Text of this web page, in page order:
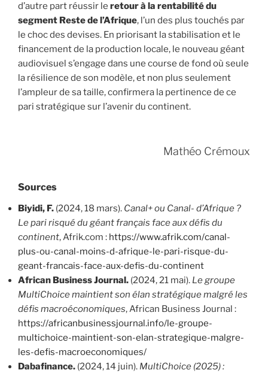
d’autre part réussir le retour à la rentabilité du
segment Reste de l’Afrique, l’un des plus touchés par
le choc des devises. En priorisant la stabilisation et le
financement de la production locale, le nouveau géant
audiovisuel s’engage dans une course de fond où seule
la résilience de son modèle, et non plus seulement
l’ampleur de sa taille, confirmera la pertinence de ce
pari stratégique sur l’avenir du continent.
Mathéo Crémoux
Sources
Biyidi, F. (2024, 18 mars). Canal+ ou Canal- d’Afrique ?
Le pari risqué du géant français face aux défis du
continent, Afrik.com : https://www.afrik.com/canal-
plus-ou-canal-moins-d-afrique-le-pari-risque-du-
geant-francais-face-aux-defis-du-continent
African Business Journal. (2024, 21 mai). Le groupe
MultiChoice maintient son élan stratégique malgré les
défis macroéconomiques, African Business Journal :
https://africanbusinessjournal.info/le-groupe-
multichoice-maintient-son-elan-strategique-malgre-
les-defis-macroeconomiques/
Dabafinance. (2024, 14 juin). MultiChoice (2025) :